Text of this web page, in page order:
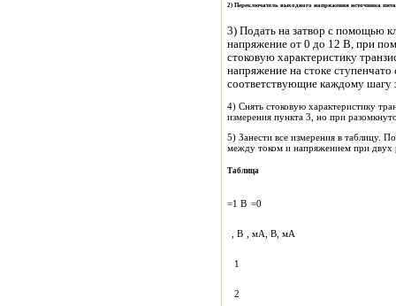
2) Переключатель выходного напряжения источника
3) Подать на затвор с помощью
напряжение от 0 до 12 В, при
стоковую характеристику
напряжение на стоке
соответствующие каждому шагу
4) Снять стоковую характеристику транзистора
измерения пункта 3, но при
5) Занести все измерения в таблицу.
между током и напряжением при двух
Таблица
=1 В =0
, В , мА , В , мА
1
2